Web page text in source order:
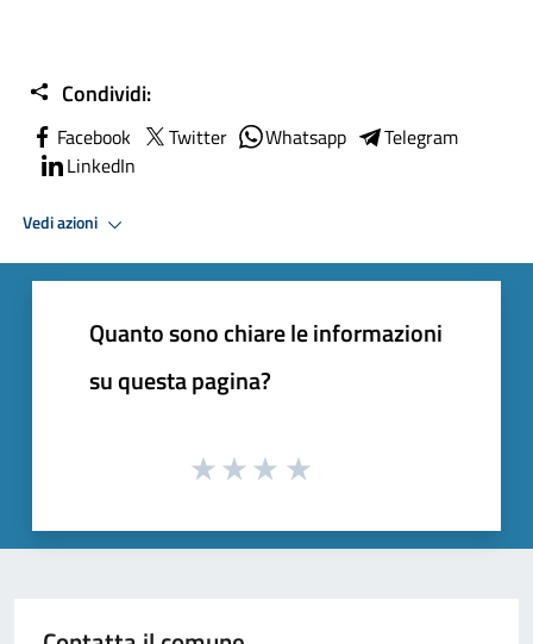
Condividi:
Facebook Twitter Whatsapp
Telegram
LinkedIn
Vedi azioni
Quanto sono chiare le informazioni
su questa pagina?